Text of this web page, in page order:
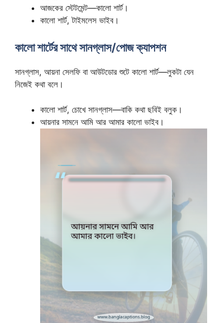
আজকের স্টেটমেন্ট—কালো শার্ট।
কালো শার্ট, টাইমলেস ভাইব।
কালো শার্টের সাথে সানগ্লাস/পোজ ক্যাপশন
সানগ্লাস, আয়না সেলফি বা আউটডোর শুটে কালো শার্ট—লুকটা যেন
নিজেই কথা বলে।
কালো শার্ট, চোখে সানগ্লাস—বাকি কথা ছবিই বলুক।
আয়নার সামনে আমি আর আমার কালো ভাইব।